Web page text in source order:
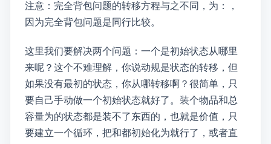
注意：完全背包问题的转移方程与之不同，为：dp[i][j] = max(dp[i][j - w[i]] + v[i], dp[i][j])，
因为完全背包问题是同行比较。
这里我们要解决两个问题：一个是初始状态从哪里
来呢？这个不难理解，你说动规是状态的转移，但
如果没有最初的状态，你从哪转移啊？很简单，只
要自己手动做一个初始状态就好了。装0个物品和总
容量为0的状态都是装不了东西的，也就是0价值，只
要建立一个循环，把dp[0][i]和dp[j][0]都初始化为0就行了，或者直